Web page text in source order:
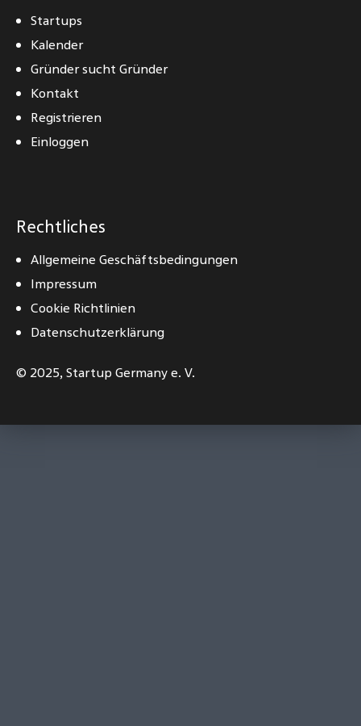
Startups
Kalender
Gründer sucht Gründer
Kontakt
Registrieren
Einloggen
Rechtliches
Allgemeine Geschäftsbedingungen
Impressum
Cookie Richtlinien
Datenschutzerklärung
© 2025,Startup Germany e. V.